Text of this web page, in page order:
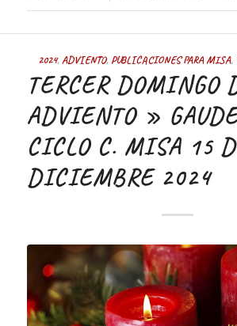
2024,ADVIENTO, PUBLICACIONES PARA MISA,
TERCER DOMINGO
ADVIENTO »
CICLO C. MISA 15
DICIEMBRE 2024